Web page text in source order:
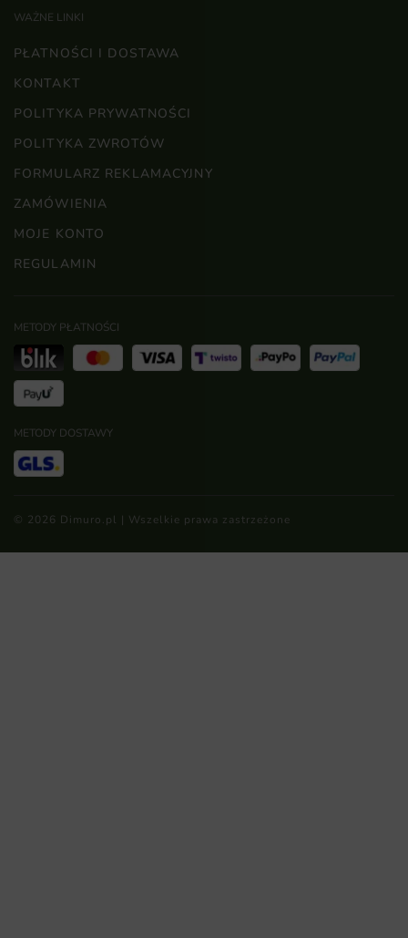
WAŻNE LINKI
PŁATNOŚCI I DOSTAWA
KONTAKT
POLITYKA PRYWATNOŚCI
POLITYKA ZWROTÓW
FORMULARZ REKLAMACYJNY
ZAMÓWIENIA
MOJE KONTO
REGULAMIN
METODY PŁATNOŚCI
METODY DOSTAWY
© 2026 Dimuro.pl | Wszelkie prawa zastrzeżone